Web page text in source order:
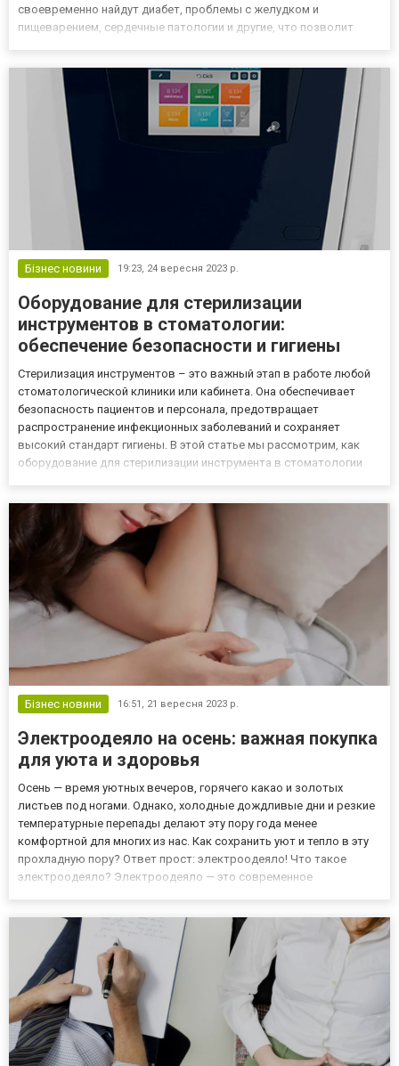
своевременно найдут диабет, проблемы с желудком и
пищеварением, сердечные патологии и другие, что позволит
повышению качества жизн...
Бізнес новини 19:23, 24 вересня 2023 р.
Оборудование для стерилизации
инструментов в стоматологии:
обеспечение безопасности и гигиены
Стерилизация инструментов – это важный этап в работе любой
стоматологической клиники или кабинета. Она обеспечивает
безопасность пациентов и персонала, предотвращает
распространение инфекционных заболеваний и сохраняет
высокий стандарт гигиены. В этой статье мы рассмотрим, как
оборудование для стерилизации инструмента в стоматологии
специальные устройства...
Бізнес новини 16:51, 21 вересня 2023 р.
Электроодеяло на осень: важная покупка
для уюта и здоровья
Осень — время уютных вечеров, горячего какао и золотых
листьев под ногами. Однако, холодные дождливые дни и резкие
температурные перепады делают эту пору года менее
комфортной для многих из нас. Как сохранить уют и тепло в эту
прохладную пору? Ответ прост: электроодеяло! Что такое
электроодеяло? Электроодеяло — это современное
встроены...